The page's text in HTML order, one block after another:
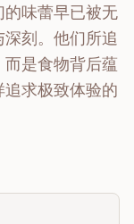
味蕾早已被无
刻。他们所追
是食物背后蕴
求极致体验的